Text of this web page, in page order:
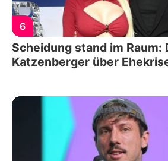
6
Scheidung stand im Raum:
Katzenberger über